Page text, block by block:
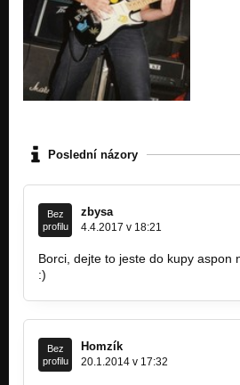
Poslední názory
Bez
profilu
zbysa
4.4.2017 v 18:21
Borci, dejte to jeste do kupy aspon
:)
Bez
profilu
Homzík
20.1.2014 v 17:32